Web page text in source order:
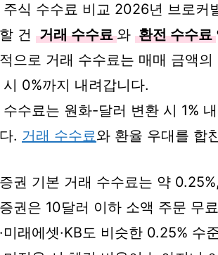
주식 수수료 비교 2026년 브로커
건 거래 수수료 와 환전 수수료
으로 거래 수수료는 매매 금액
시 0%까지 내려갑니다.
수수료는 원화-달러 변환 시 1%
. 거래 수수료와 환율 우대를 합
권 기본 거래 수수료는 약
권은 10달러 이하 소액 주문 무
미래에셋·KB도 비슷한 0.25% 수